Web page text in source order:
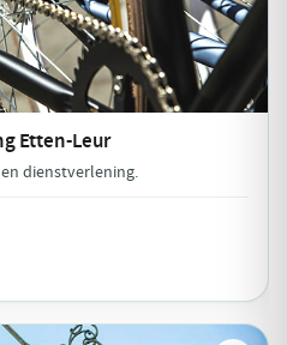
Etten-Leur
dienstverlening.